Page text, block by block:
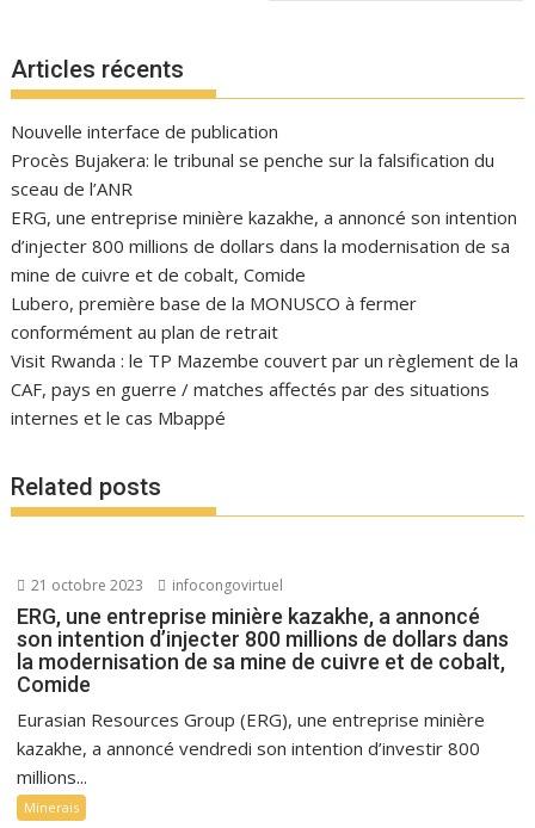
Articles récents
Nouvelle interface de publication
Procès Bujakera: le tribunal se penche sur la falsification du
sceau de l’ANR
ERG, une entreprise minière kazakhe, a annoncé son intention
d’injecter 800 millions de dollars dans la modernisation de sa
mine de cuivre et de cobalt, Comide
Lubero, première base de la MONUSCO à fermer
conformément au plan de retrait
Visit Rwanda : le TP Mazembe couvert par un règlement de la
CAF, pays en guerre / matches affectés par des situations
internes et le cas Mbappé
Related posts
21 octobre 2023 infocongovirtuel
ERG, une entreprise minière kazakhe, a annoncé
son intention d’injecter 800 millions de dollars dans
la modernisation de sa mine de cuivre et de cobalt,
Comide
Eurasian Resources Group (ERG), une entreprise minière
kazakhe, a annoncé vendredi son intention d’investir 800
millions...
Minerais